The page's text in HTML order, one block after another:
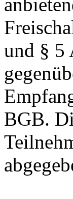
und § 5
BGB.